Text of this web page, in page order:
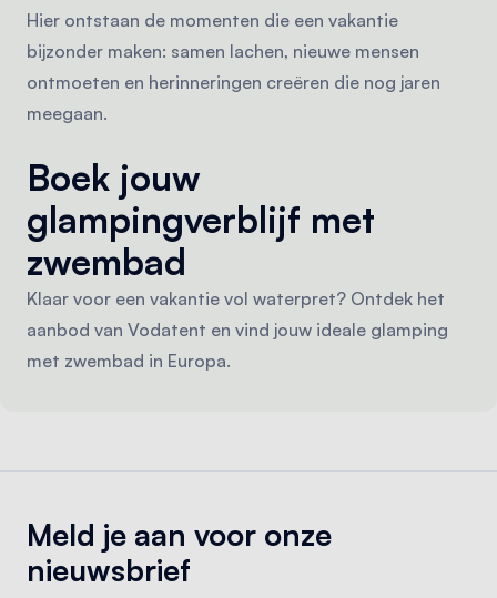
Hier ontstaan de momenten die een vakantie
bijzonder maken: samen lachen, nieuwe mensen
ontmoeten en herinneringen creëren die nog jaren
meegaan.
Boek jouw
glampingverblijf met
zwembad
Klaar voor een vakantie vol waterpret? Ontdek het
aanbod van Vodatent en vind jouw ideale glamping
met zwembad in Europa.
Meld je aan voor onze
nieuwsbrief